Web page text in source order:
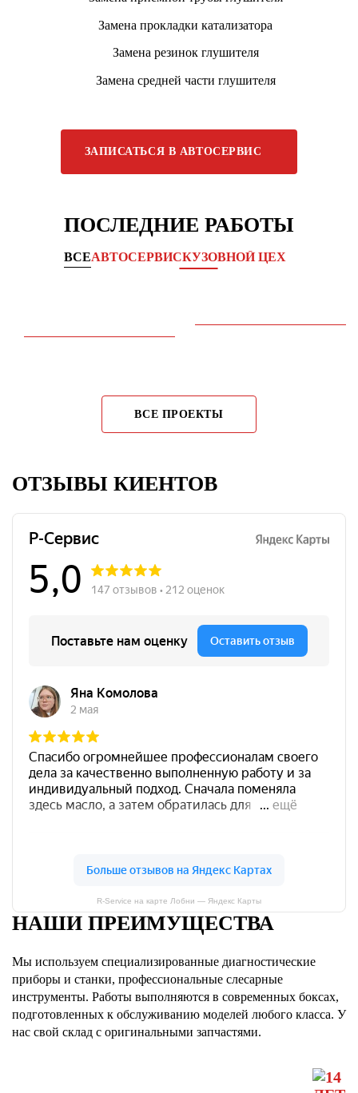
Замена прокладки катализатора
Замена резинок глушителя
Замена средней части глушителя
ЗАПИСАТЬСЯ В АВТОСЕРВИС
ПОСЛЕДНИЕ РАБОТЫ
ВСЕАВТОСЕРВИСКУЗОВНОЙ ЦЕХ
ВСЕ ПРОЕКТЫ
ОТЗЫВЫ КИЕНТОВ
R-Service на карте Лобни — Яндекс Карты
НАШИ ПРЕИМУЩЕСТВА
Мы используем специализированные диагностические
приборы и станки, профессиональные слесарные
инструменты. Работы выполняются в современных боксах,
подготовленных к обслуживанию моделей любого класса. У
нас свой склад с оригинальными запчастями.